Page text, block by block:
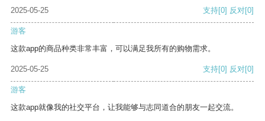
2025-05-25 支持[0] 反对[0]
游客
这款app的商品种类非常丰富，可以满足我所有的购物需求。
2025-05-25 支持[0] 反对[0]
游客
这款app就像我的社交平台，让我能够与志同道合的朋友一起交流。